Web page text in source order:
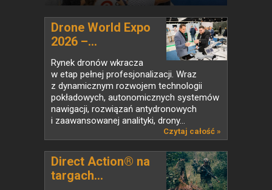
Drone World Expo
2026 –...
Rynek dronów wkracza
w etap pełnej profesjonalizacji. Wraz
z dynamicznym rozwojem technologii
pokładowych, autonomicznych systemów
nawigacji, rozwiązań antydronowych
i zaawansowanej analityki, drony...
Czytaj całość »
Direct Action® na
targach...